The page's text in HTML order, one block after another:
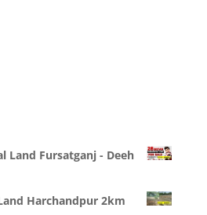
Land Fursatganj - Deeh
Harchandpur 2km